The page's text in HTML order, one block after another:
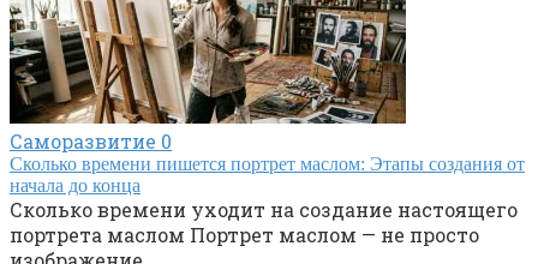
Саморазвитие 0
Сколько времени пишется портрет маслом: Этапы создания от
начала до конца
Сколько времени уходит на создание настоящего
портрета маслом Портрет маслом — не просто